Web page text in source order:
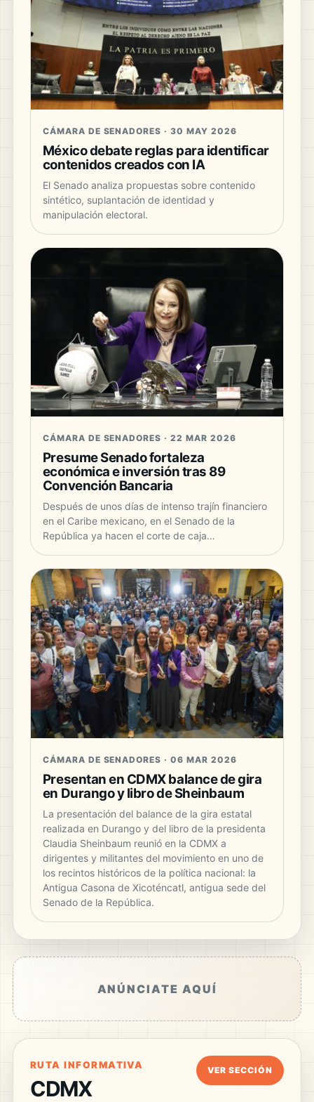
CÁMARA DE SENADORES · 30 MAY 2026
México debate reglas para identificar
contenidos creados con IA
El Senado analiza propuestas sobre contenido
sintético, suplantación de identidad y
manipulación electoral.
CÁMARA DE SENADORES · 22 MAR 2026
Presume Senado fortaleza
económica e inversión tras 89
Convención Bancaria
Después de unos días de intenso trajín financiero
en el Caribe mexicano, en el Senado de la
República ya hacen el corte de caja…
CÁMARA DE SENADORES · 06 MAR 2026
Presentan en CDMX balance de gira
en Durango y libro de Sheinbaum
La presentación del balance de la gira estatal
realizada en Durango y del libro de la presidenta
Claudia Sheinbaum reunió en la CDMX a
dirigentes y militantes del movimiento en uno de
los recintos históricos de la política nacional: la
Antigua Casona de Xicoténcatl, antigua sede del
Senado de la República.
ANÚNCIATE AQUÍ
RUTA INFORMATIVA
CDMX
VER SECCIÓN